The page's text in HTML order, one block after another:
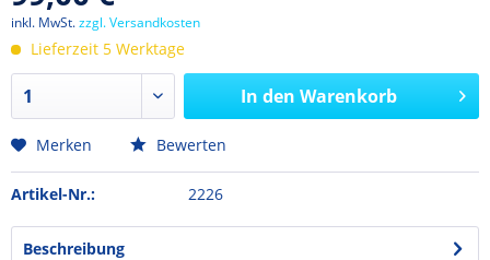
inkl. MwSt.zzgl. Versandkosten
Lieferzeit 5 Werktage
In den Warenkorb
Merken Bewerten
Artikel-Nr.: 2226
Beschreibung